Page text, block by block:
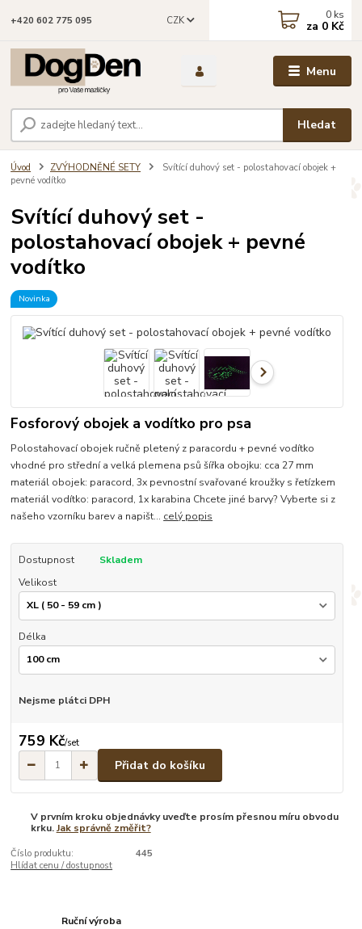
Menu
CZK
Hledat
+420 602 775 095 0 ks
za 0 Kč
Úvod ZVÝHODNĚNÉ SETY
Svítící duhový set - polostahovací obojek +
pevné vodítko
Svítící duhový set -
polostahovací obojek + pevné
vodítko
Novinka
Fosforový obojek a vodítko pro psa
Polostahovací obojek ručně pletený z paracordu + pevné vodítko
vhodné pro střední a velká plemena psů šířka obojku: cca 27 mm
materiál obojek: paracord, 3x pevnostní svařované kroužky s řetízkem
materiál vodítko: paracord, 1x karabina Chcete jiné barvy? Vyberte si z
našeho vzorníku barev a napišt... celý popis
Dostupnost
Skladem
Velikost
Délka
Nejsme plátci DPH
759 Kč/set
Přidat do košíku
V prvním kroku objednávky uveďte prosím přesnou míru obvodu
krku.Jak správně změřit?
Číslo produktu:
445
Hlídat cenu / dostupnost
Ruční výroba